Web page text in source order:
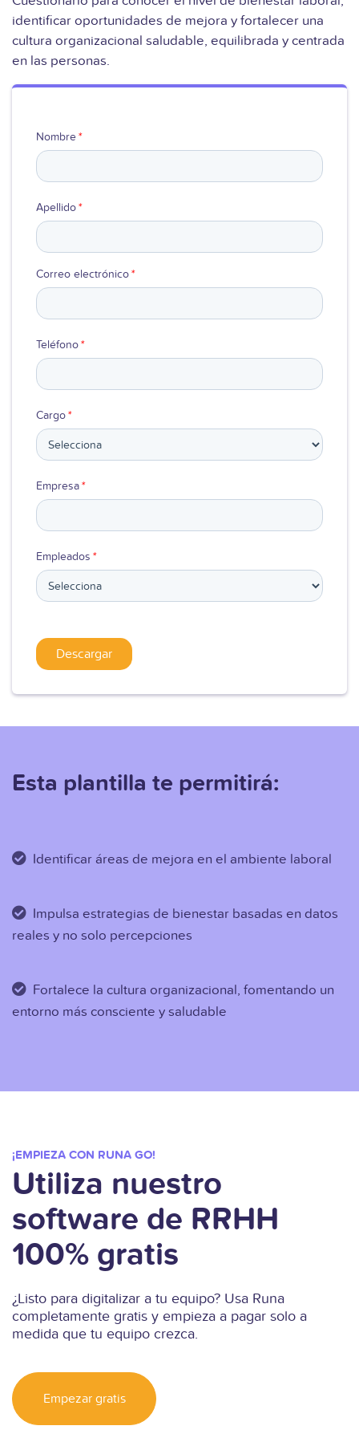
Ver video
identificar oportunidades de mejora y fortalecer una
cultura organizacional saludable, equilibrada y centrada
en las personas.
Nombre*
Apellido*
Correo electrónico*
Teléfono*
Cargo*
Empresa*
Empleados *
Esta plantilla te permitirá:
Identificar áreas de mejora en el ambiente laboral
Impulsa estrategias de bienestar basadas en datos
reales y no solo percepciones
Fortalece la cultura organizacional, fomentando un
entorno más consciente y saludable
¡EMPIEZA CON RUNA GO!
Utiliza nuestro
software de RRHH
100% gratis
¿Listo para digitalizar a tu equipo? Usa Runa
completamente gratis y empieza a pagar solo a
medida que tu equipo crezca.
Empezar gratis